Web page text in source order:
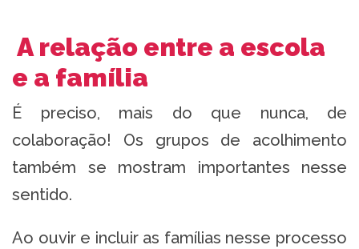
A relação entre a escola
e a família
É preciso, mais do que nunca, de
colaboração! Os grupos de acolhimento
também se mostram importantes nesse
sentido.
Ao ouvir e incluir as famílias nesse processo